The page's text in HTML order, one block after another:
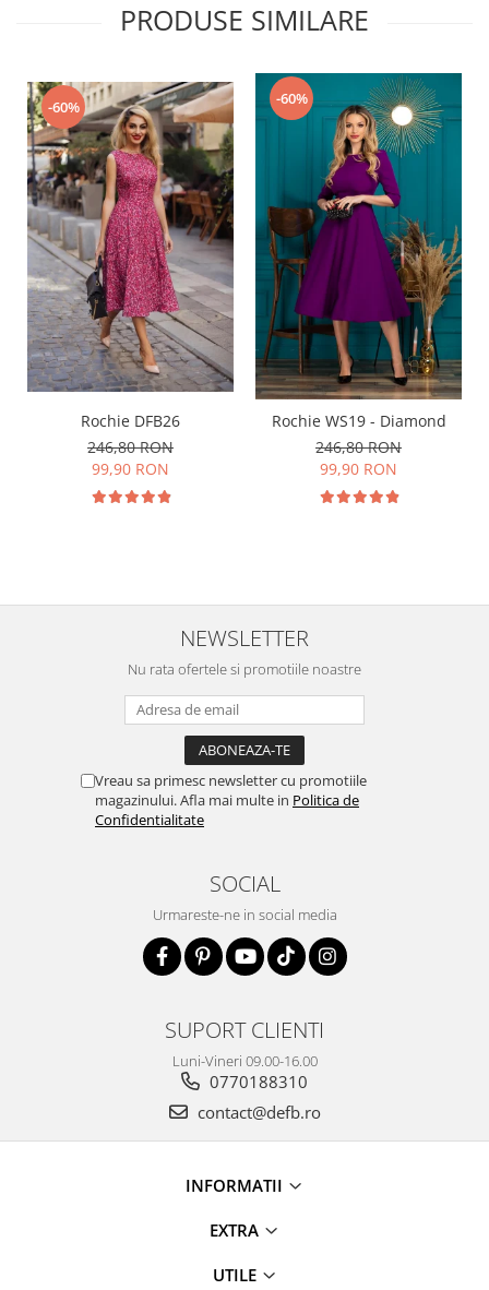
PRODUSE SIMILARE
-60%
Rochie DFB26
246,80 RON
99,90 RON
-60%
Rochie WS19 - Diamond
246,80 RON
99,90 RON
NEWSLETTER
Nu rata ofertele si promotiile noastre
Vreau sa primesc newsletter cu promotiile
magazinului. Afla mai multe in Politica de
Confidentialitate
SOCIAL
Urmareste-ne in social media
SUPORT CLIENTI
Luni-Vineri 09.00-16.00
0770188310
contact@defb.ro
INFORMATII
EXTRA
UTILE